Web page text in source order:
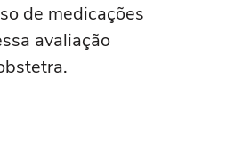
de medicações
avaliação